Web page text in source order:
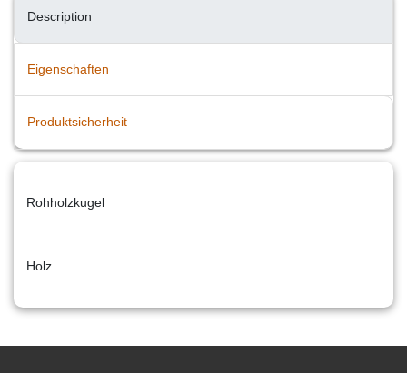
Description
Eigenschaften
Produktsicherheit
Rohholzkugel
Holz